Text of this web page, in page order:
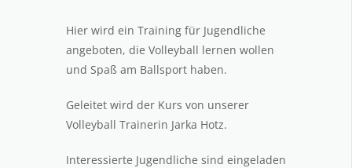
Hier wird ein Training für Jugendliche
angeboten, die Volleyball lernen wollen
und Spaß am Ballsport haben.
Geleitet wird der Kurs von unserer
Volleyball Trainerin Jarka Hotz.
Interessierte Jugendliche sind eingeladen